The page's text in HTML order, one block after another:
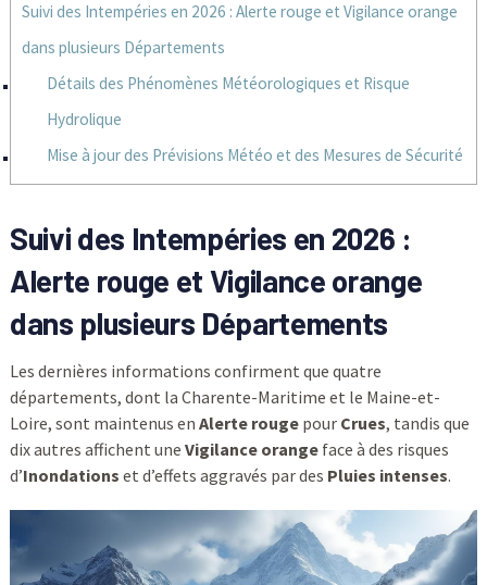
Suivi des Intempéries en 2026 : Alerte rouge et Vigilance orange
dans plusieurs Départements
Détails des Phénomènes Météorologiques et Risque
Hydrolique
Mise à jour des Prévisions Météo et des Mesures de Sécurité
Suivi des Intempéries en 2026 :
Alerte rouge et Vigilance orange
dans plusieurs Départements
Les dernières informations confirment que quatre
départements, dont la Charente-Maritime et le Maine-et-
Loire, sont maintenus en Alerte rougepour Crues, tandis que
dix autres affichent une Vigilance orangeface à des risques
d’Inondations et d’effets aggravés par des Pluies intenses.